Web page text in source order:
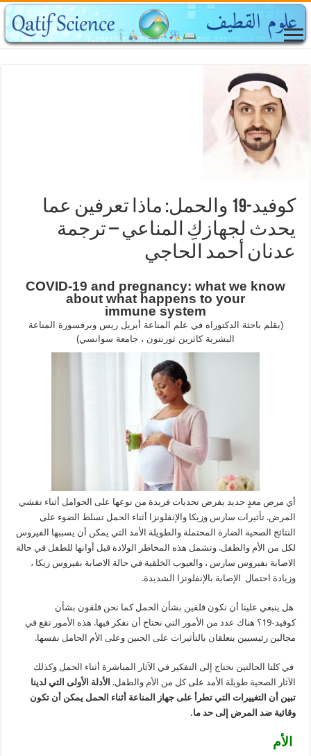
كوفيد-19 والحمل: ماذا تعرفين عما
يحدث لجهازكِ المناعي – ترجمة
عدنان أحمد الحاجي
COVID-19 and pregnancy: what we know
about what happens to your
immune system
(بقلم باحثة الدكتوراه في علم المناعة أبريل ريس وبرفسورة المناعة
البشرية كاثرين ثورنتون ، جامعة سوانسي)
أي مرض معدٍ جديد يفرض تحديات فريدة من نوعها على الحوامل أثناء تفشي
المرض. تأثيرات سارس وزيكا والإنفلونزا أثناء الحمل تسلط الضوء على
النتائج الصحية الضارة المحتملة والطويلة الأمد التي يمكن أن يسببها الفيروس
لكل من الأم والطفل. وتشمل هذه المخاطر الولادة قبل أوانها للطفل في حالة
الاصابة بفيروس سارس ، والعيوب الخلقية في حالة الاصابة بفيروس زيكا ،
وزيادة احتمال الإصابة بالإنفلونزا الشديدة.
هل ينبغي علينا أن نكون قلقين بشأن الحمل كما نحن قلقون بشأن
كوفيد-19؟ هناك عدد من الأمور التي نحتاج أن نفكر فيها. هذه الأمور تقع في
مجالين رئيسيين يتعلقان بالتأثيرات على الجنين وعلى الأم الحامل نفسها.
في كلتا الحالتين نحتاج إلى التفكير في الآثار المباشرة أثناء الحمل وكذلك
الآثار الصحية طويلة الأمد على كل من الأم والطفل. الأدلة الأولى التي لدينا
تبين أن التغييرات التي تطرأ على جهاز المناعة أثناء الحمل يمكن أن تكون
وقائية ضد المرض إلى حد ما.
الأم